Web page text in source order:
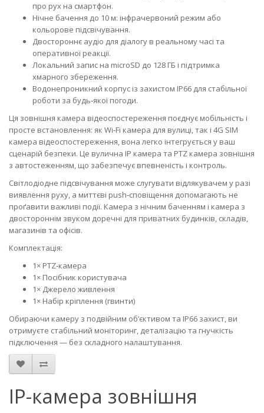
про рух на смартфон.
Нічне бачення до 10 м: інфрачервоний режим або
кольорове підсвічування.
Двостороннє аудіо для діалогу в реальному часі та
оперативної реакції.
Локальний запис на microSD до 128 ГБ і підтримка
хмарного збереження.
Водонепроникний корпус із захистом IP66 для стабільної
роботи за будь‑якої погоди.
Ця зовнішня камера відеоспостереження поєднує мобільність і
просте встановлення: як Wi‑Fi камера для вулиці, так і 4G SIM
камера відеоспостереження, вона легко інтегрується у ваш
сценарій безпеки. Це вулична IP камера та PTZ камера зовнішня
з автостеженням, що забезпечує впевненість і контроль.
Світлодіодне підсвічування може слугувати відлякувачем у разі
виявлення руху, а миттєві push‑сповіщення допомагають не
проґавити важливі події. Камера з нічним баченням і камера з
двостороннім звуком доречні для приватних будинків, складів,
магазинів та офісів.
Комплектація:
1× PTZ‑камера
1× Посібник користувача
1× Джерело живлення
1× Набір кріплення (гвинти)
Обираючи камеру з подвійним об’єктивом та IP66 захист, ви
отримуєте стабільний моніторинг, деталізацію та гнучкість
підключення — без складного налаштування.
IP-камера зовнішня